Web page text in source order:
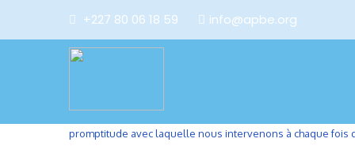
+227 80 06 18 59 info@apbe.org
Cérémonie de remise officielle du centre de confinement
de la réponse à la pandémie du Covid-19. La réception a
promptitude avec laquelle nous intervenons à chaque fois